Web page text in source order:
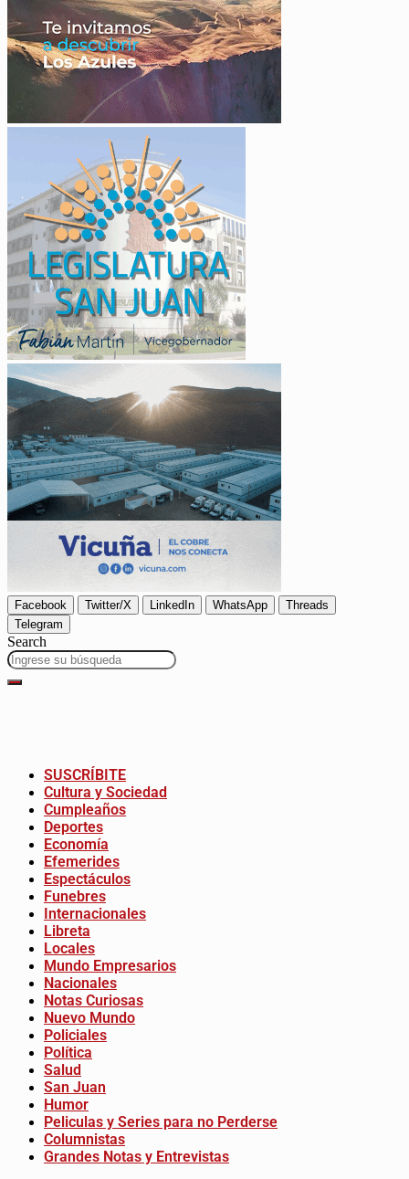
Facebook Twitter/X LinkedIn WhatsApp
Threads
Telegram
Search
SUSCRÍBITE
Cultura y Sociedad
Cumpleaños
Deportes
Economía
Efemerides
Espectáculos
Funebres
Internacionales
Libreta
Locales
Mundo Empresarios
Nacionales
Notas Curiosas
Nuevo Mundo
Policiales
Política
Salud
San Juan
Humor
Peliculas y Series para no Perderse
Columnistas
Grandes Notas y Entrevistas